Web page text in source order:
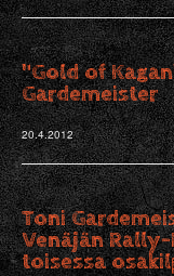
"Gold of
Gardemeister
20.4.2012
Toni
Venäjän
toisessa